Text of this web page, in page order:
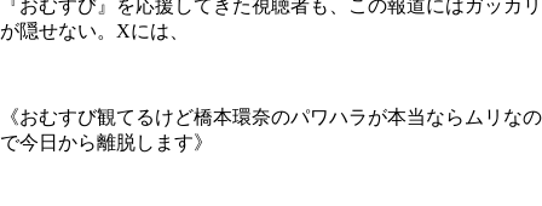
『おむすび』を応援してきた視聴者も、この報道にはガッカリ
が隠せない。Xには、
《おむすび観てるけど橋本環奈のパワハラが本当ならムリなの
で今日から離脱します》